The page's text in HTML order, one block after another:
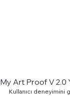
My Art Proof V 2.0
Kullanıcı